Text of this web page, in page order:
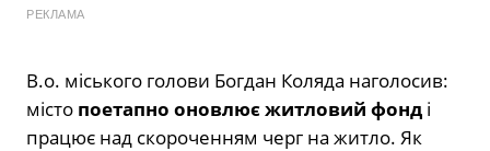
РЕКЛАМА
В.о. міського голови Богдан Коляда наголосив:
місто поетапно оновлює житловий фонд і
працює над скороченням черг на житло. Як